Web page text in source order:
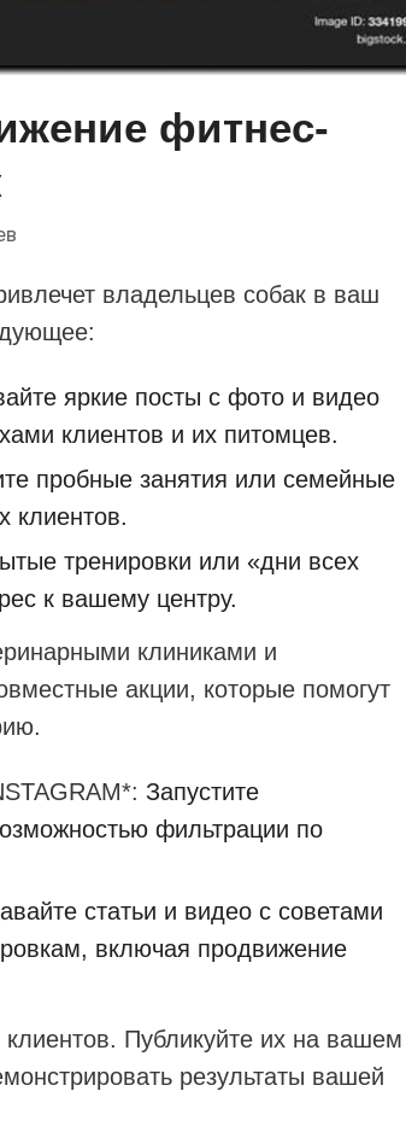
фитнес-
владельцев собак в ваш
яркие посты с фото и видео
клиентов и их питомцев.
пробные занятия или семейные
клиентов.
тренировки или «дни всех
к вашему центру.
клиниками и
акции, которые помогут
Запустите
фильтрации по
статьи и видео с советами
включая продвижение
Публикуйте их на вашем
результаты вашей